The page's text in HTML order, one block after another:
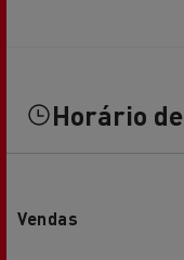
Horário
Vendas